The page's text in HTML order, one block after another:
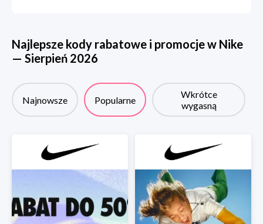
Najlepsze kody rabatowe i promocje w Nike
— Sierpień 2026
Najnowsze Popularne
Wkrótce
wygasną